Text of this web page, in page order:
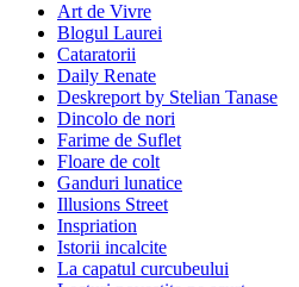
Art de Vivre
Blogul Laurei
Cataratorii
Daily Renate
Deskreport by Stelian Tanase
Dincolo de nori
Farime de Suflet
Floare de colt
Ganduri lunatice
Illusions Street
Inspriation
Istorii incalcite
La capatul curcubeului